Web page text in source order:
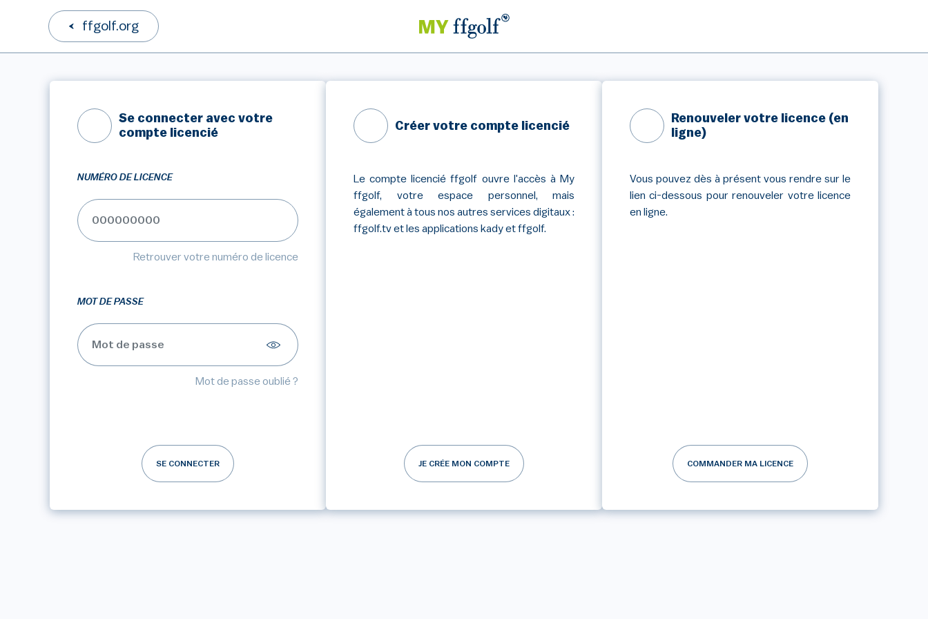
ffgolf.org
Se connecter avec votre
compte licencié
NUMÉRO DE LICENCE
Retrouver votre numéro de licence
MOT DE PASSE
Mot de passe oublié ?
SE CONNECTER
Créer votre compte licencié
Le compte licencié ffgolf ouvre l'accès à My
ffgolf, votre espace personnel, mais
également à tous nos autres services digitaux :
ffgolf.tv et les applications kady et ffgolf.
JE CRÉE MON COMPTE
Renouveler votre licence (en
ligne)
Vous pouvez dès à présent vous rendre sur le
lien ci-dessous pour renouveler votre licence
en ligne.
COMMANDER MA LICENCE